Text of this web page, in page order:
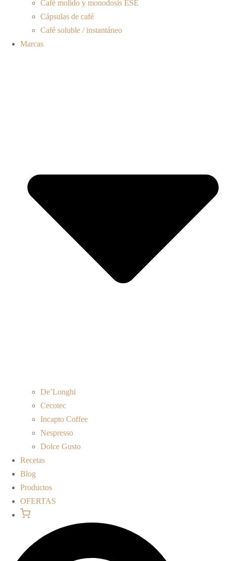
Café molido y monodosis ESE
Cápsulas de café
Café soluble / instantáneo
Marcas
De’Longhi
Cecotec
Incapto Coffee
Nespresso
Dolce Gusto
Recetas
Blog
Productos
OFERTAS